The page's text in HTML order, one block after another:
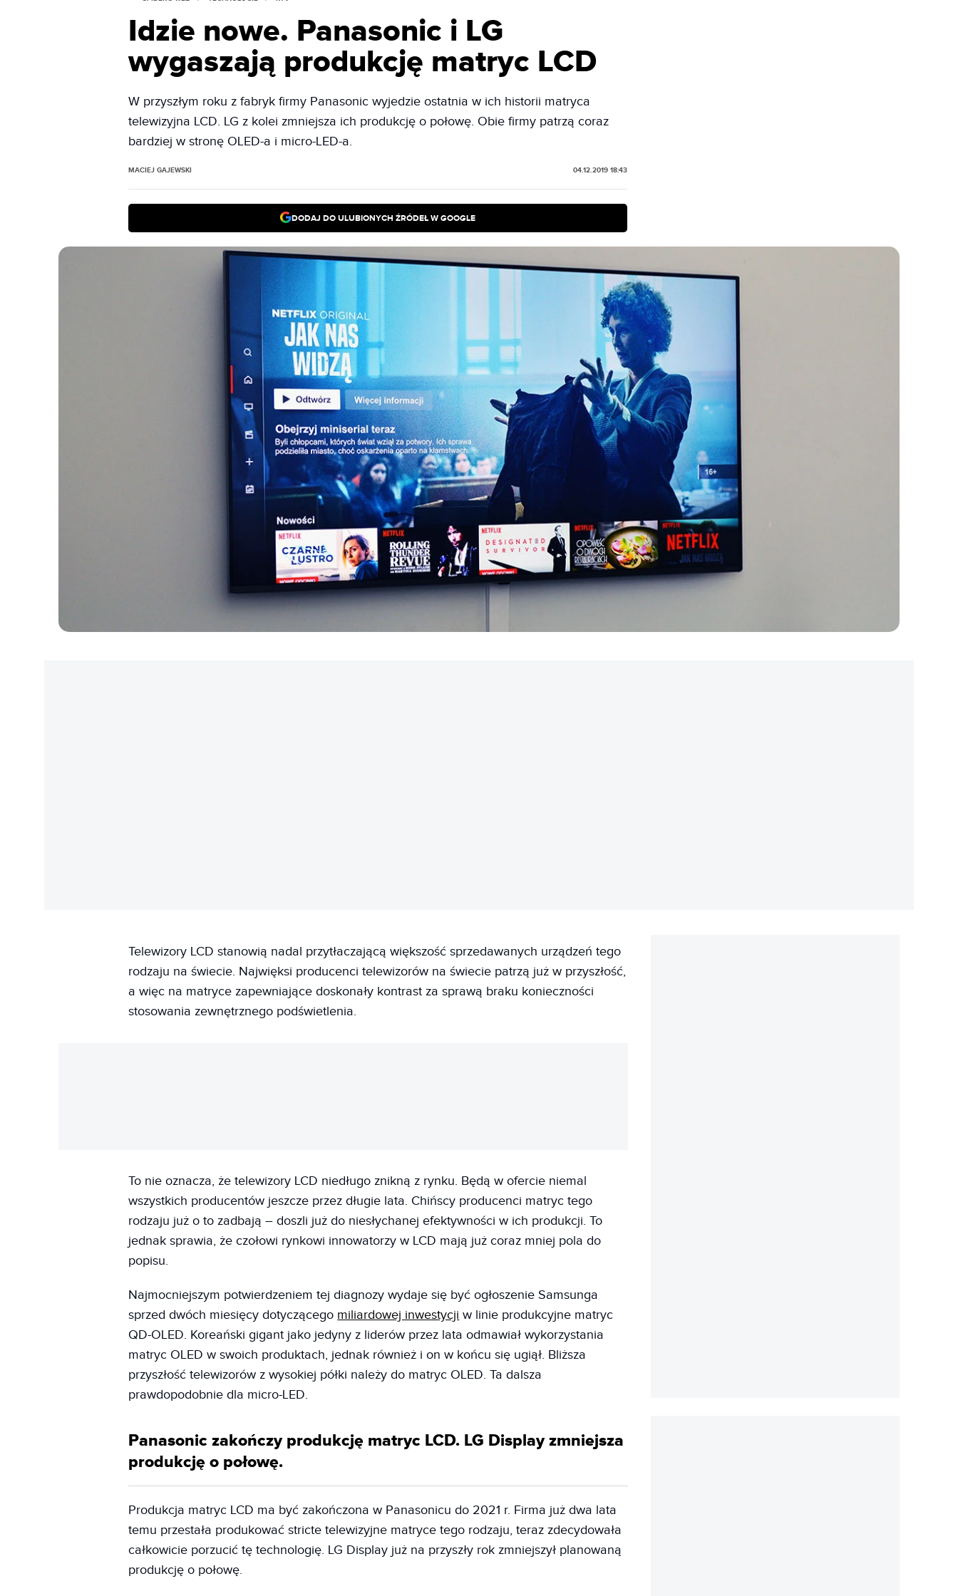
Idzie nowe. Panasonic i LG
wygaszają produkcję matryc LCD
W przyszłym roku z fabryk firmy Panasonic wyjedzie ostatnia w ich historii matryca
telewizyjna LCD. LG z kolei zmniejsza ich produkcję o połowę. Obie firmy patrzą coraz
bardziej w stronę OLED-a i micro-LED-a.
MACIEJ GAJEWSKI 04.12.2019 18:43
DODAJ DO ULUBIONYCH ŹRÓDEŁ W GOOGLE
Telewizory LCD stanowią nadal przytłaczającą większość sprzedawanych urządzeń tego
rodzaju na świecie. Najwięksi producenci telewizorów na świecie patrzą już w przyszłość,
a więc na matryce zapewniające doskonały kontrast za sprawą braku konieczności
stosowania zewnętrznego podświetlenia.
To nie oznacza, że telewizory LCD niedługo znikną z rynku. Będą w ofercie niemal
wszystkich producentów jeszcze przez długie lata. Chińscy producenci matryc tego
rodzaju już o to zadbają – doszli już do niesłychanej efektywności w ich produkcji. To
jednak sprawia, że czołowi rynkowi innowatorzy w LCD mają już coraz mniej pola do
popisu.
Najmocniejszym potwierdzeniem tej diagnozy wydaje się być ogłoszenie Samsunga
sprzed dwóch miesięcy dotyczącego miliardowej inwestycji w linie produkcyjne matryc
QD-OLED. Koreański gigant jako jedyny z liderów przez lata odmawiał wykorzystania
matryc OLED w swoich produktach, jednak również i on w końcu się ugiął. Bliższa
przyszłość telewizorów z wysokiej półki należy do matryc OLED. Ta dalsza
prawdopodobnie dla micro-LED.
Panasonic zakończy produkcję matryc LCD. LG Display zmniejsza
produkcję o połowę.
Produkcja matryc LCD ma być zakończona w Panasonicu do 2021 r. Firma już dwa lata
temu przestała produkować stricte telewizyjne matryce tego rodzaju, teraz zdecydowała
całkowicie porzucić tę technologię. LG Display już na przyszły rok zmniejszył planowaną
produkcję o połowę.